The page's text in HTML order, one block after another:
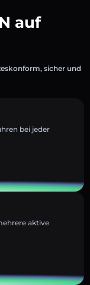
auf
sicher und
bei jeder
aktive